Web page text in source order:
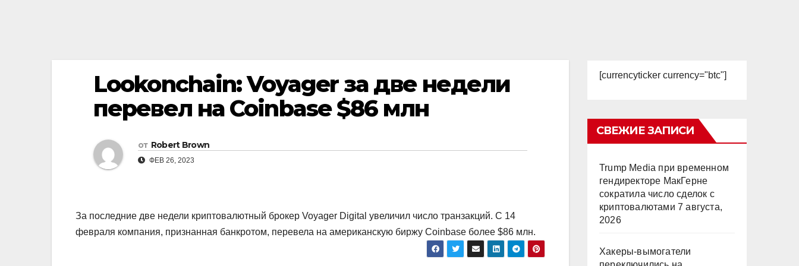
Lookonchain: Voyager за две недели
перевел на Coinbase $86 млн
от Robert Brown
ФЕВ 26, 2023
За последние две недели криптовалютный брокер Voyager Digital увеличил число транзакций. С 14
февраля компания, признанная банкротом, перевела на американскую биржу Coinbase более $86 млн.
[currencyticker currency="btc"]
СВЕЖИЕ ЗАПИСИ
Trump Media при временном
гендиректоре МакГерне
сократила число сделок с
криптовалютами 7 августа,
2026
Хакеры-вымогатели